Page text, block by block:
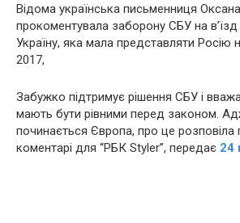
Відома українська письменниця
прокоментувала заборону СБУ на
Україну, яка мала представляти Росію
2017,
Забужко підтримує рішення СБУ і
мають бути рівними перед законом.
починається Європа, про це розповіла
коментарі для “РБК Styler”, передає 24